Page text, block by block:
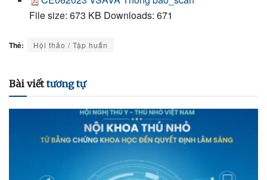
File size: 673 KB Downloads: 671
Thẻ: Hội thảo / Tập huấn
Bài viếttương tự